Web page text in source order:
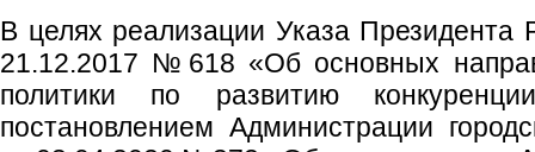
В целях реализации Указа Президента
21.12.2017 №618 «Об основных
политики по развитию
постановлением Администрации